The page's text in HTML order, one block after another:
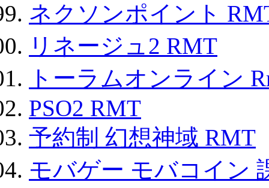
ネクソンポイント
リネージュ2 RMT
トーラムオンライン
PSO2 RMT
予約制 幻想神域 RMT
モバゲー モバコイン